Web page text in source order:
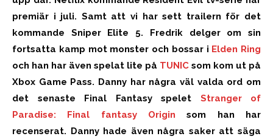
premiär i juli. Samt att vi har sett trailern för det
kommande Sniper Elite 5. Fredrik delger om sin
fortsatta kamp mot monster och bossar i Elden Ring
och han har även spelat lite på TUNIC som kom ut på
Xbox Game Pass. Danny har några väl valda ord om
det senaste Final Fantasy spelet Stranger of
Paradise: Final fantasy Origin som han har
recenserat. Danny hade även några saker att säga